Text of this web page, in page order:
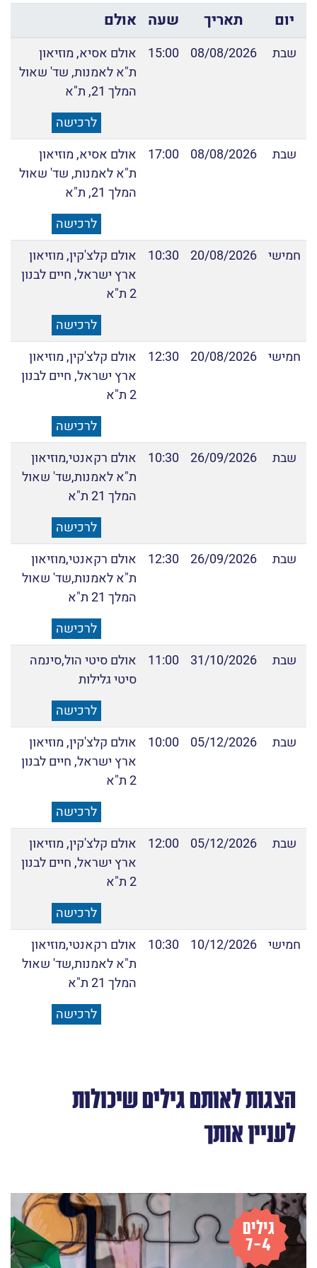
יום תאריך שעה אולם
שבת 08/08/2026
15:00
אולם אסיא, מוזיאון
ת"א לאמנות, שד' שאול
המלך 21, ת"א
לרכישה
שבת
08/08/2026
17:00
אולם אסיא, מוזיאון
ת"א לאמנות, שד' שאול
המלך 21, ת"א
לרכישה
חמישי 20/08/2026
10:30
אולם קלצ'קין, מוזיאון
ארץ ישראל, חיים לבנון
2 ת"א
לרכישה
חמישי 20/08/2026
12:30
אולם קלצ'קין, מוזיאון
ארץ ישראל, חיים לבנון
2 ת"א
לרכישה
שבת
26/09/2026
10:30
אולם רקאנטי,מוזיאון
ת"א לאמנות,שד' שאול
המלך 21 ת"א
לרכישה
שבת
26/09/2026
12:30
אולם רקאנטי,מוזיאון
ת"א לאמנות,שד' שאול
המלך 21 ת"א
לרכישה
שבת
31/10/2026
11:00
אולם סיטי הול,סינמה
סיטי גלילות
לרכישה
שבת
05/12/2026
10:00
אולם קלצ'קין, מוזיאון
ארץ ישראל, חיים לבנון
2 ת"א
לרכישה
שבת
05/12/2026
12:00
אולם קלצ'קין, מוזיאון
ארץ ישראל, חיים לבנון
2 ת"א
לרכישה
חמישי 10/12/2026
10:30
אולם רקאנטי,מוזיאון
ת"א לאמנות,שד' שאול
המלך 21 ת"א
לרכישה
הצגות לאותם גילים שיכולות
לעניין אותך